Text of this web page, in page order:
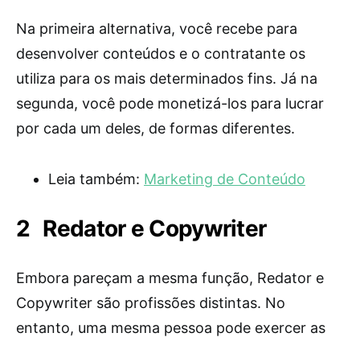
Na primeira alternativa, você recebe para
desenvolver conteúdos e o contratante os
utiliza para os mais determinados fins. Já na
segunda, você pode monetizá-los para lucrar
por cada um deles, de formas diferentes.
Leia também: Marketing de Conteúdo
Redator e Copywriter
Embora pareçam a mesma função, Redator e
Copywriter são profissões distintas. No
entanto, uma mesma pessoa pode exercer as